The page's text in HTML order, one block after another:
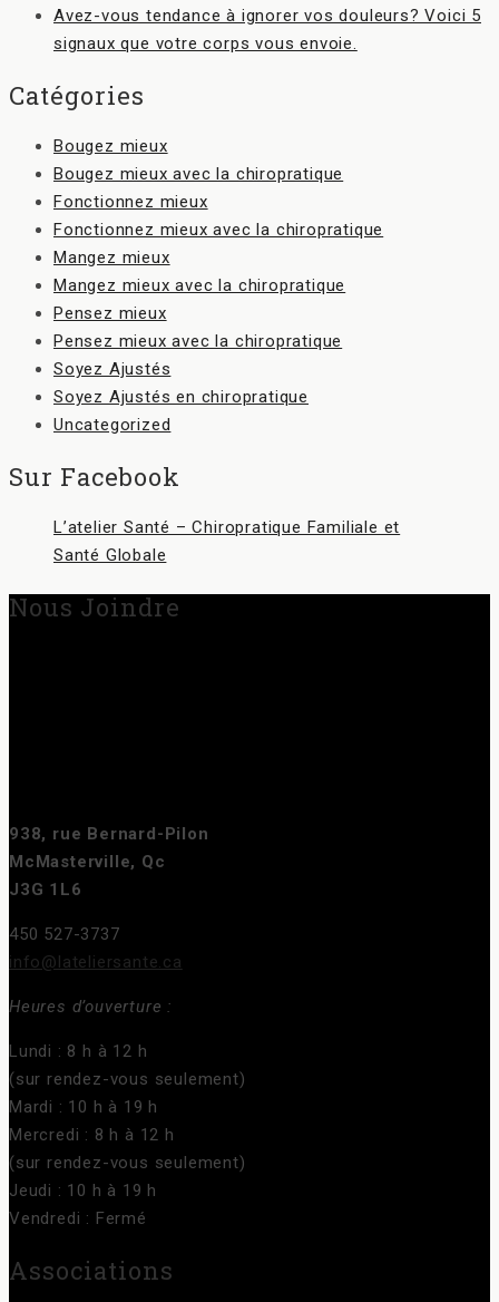
Avez-vous tendance à ignorer vos douleurs? Voici 5
signaux que votre corps vous envoie.
Catégories
Bougez mieux
Bougez mieux avec la chiropratique
Fonctionnez mieux
Fonctionnez mieux avec la chiropratique
Mangez mieux
Mangez mieux avec la chiropratique
Pensez mieux
Pensez mieux avec la chiropratique
Soyez Ajustés
Soyez Ajustés en chiropratique
Uncategorized
Sur Facebook
L’atelier Santé – Chiropratique Familiale et
Santé Globale
Nous Joindre
938, rue Bernard-Pilon
McMasterville, Qc
J3G 1L6
450 527-3737
info@lateliersante.ca
Heures d’ouverture :
Lundi : 8 h à 12 h
(sur rendez-vous seulement)
Mardi : 10 h à 19 h
Mercredi : 8 h à 12 h
(sur rendez-vous seulement)
Jeudi : 10 h à 19 h
Vendredi : Fermé
Associations